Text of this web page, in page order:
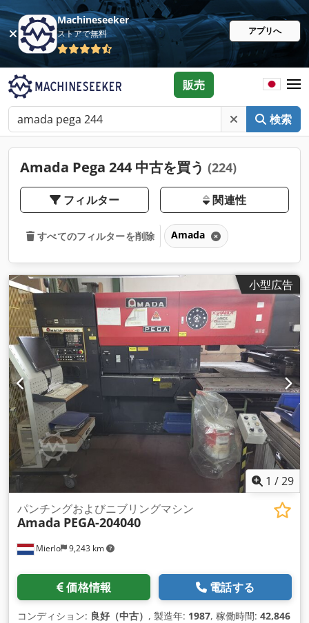
Machineseeker
ストアで無料 アプリへ
検索
販売
Amada Pega 244 中古を買う (224)
フィルター 関連性
すべてのフィルターを削除 Amada
小型広告
1 /29
Mierlo 9,243 km
パンチングおよびニブリングマシン
Amada PEGA-204040
価格情報 電話する
コンディション: 良好（中古） , 製造年: 1987, 稼働時間: 42,846